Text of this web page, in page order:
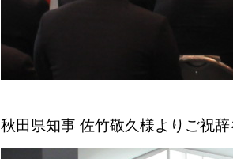
秋田県知事 佐竹敬久様よりご祝辞